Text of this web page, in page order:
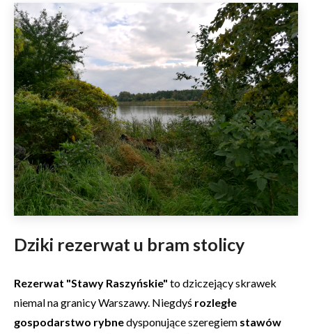
Dziki rezerwat u bram stolicy
Rezerwat "Stawy Raszyńskie" to dziczejący skrawek
niemal na granicy Warszawy. Niegdyś rozległe
gospodarstwo rybnedysponujące szeregiem stawów